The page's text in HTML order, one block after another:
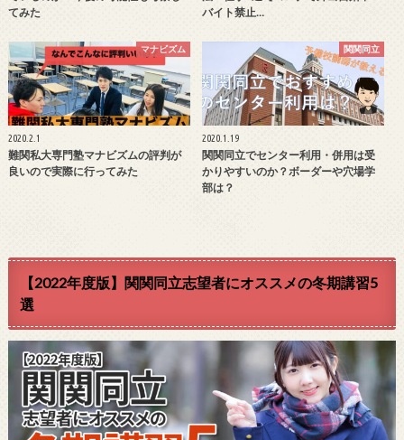
てみた
バイト禁止…
マナビズム
2020.2.1
難関私大専門塾マナビズムの評判が
良いので実際に行ってみた
関関同立
2020.1.19
関関同立でセンター利用・併用は受
かりやすいのか？ボーダーや穴場学
部は？
【2022年度版】関関同立志望者にオススメの冬期講習5
選